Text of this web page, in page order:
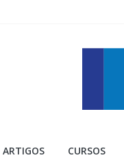
ARTIGOS CURSOS